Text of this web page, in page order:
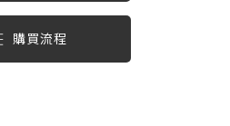
購買流程